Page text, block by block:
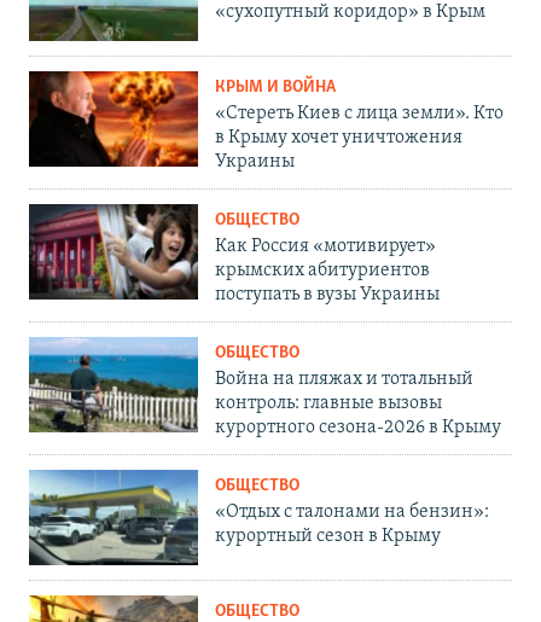
«сухопутный коридор» в Крым
КРЫМ И ВОЙНА
«Стереть Киев с лица земли». Кто
в Крыму хочет уничтожения
Украины
ОБЩЕСТВО
Как Россия «мотивирует»
крымских абитуриентов
поступать в вузы Украины
ОБЩЕСТВО
Война на пляжах и тотальный
контроль: главные вызовы
курортного сезона-2026 в Крыму
ОБЩЕСТВО
«Отдых с талонами на бензин»:
курортный сезон в Крыму
ОБЩЕСТВО